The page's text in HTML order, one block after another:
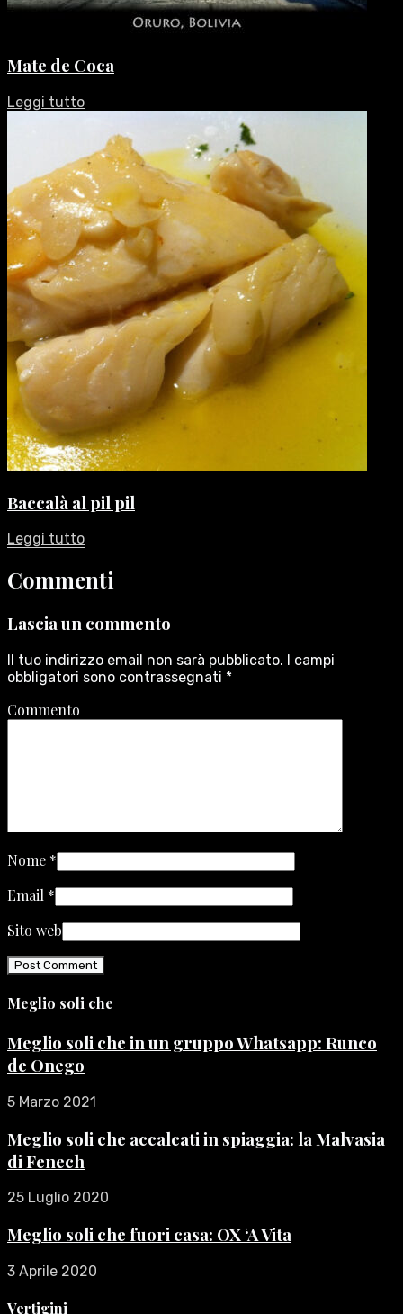
Mate de Coca
Leggi tutto
Baccalà al pil pil
Leggi tutto
Commenti
Lascia un commento
Il tuo indirizzo email non sarà pubblicato. I campi
obbligatori sono contrassegnati *
Commento
Nome *
Email *
Sito web
Meglio soli che
Meglio soli che in un gruppo Whatsapp: Runco
de Onego
5 Marzo 2021
Meglio soli che accalcati in spiaggia: la Malvasia
di Fenech
25 Luglio 2020
Meglio soli che fuori casa: OX ‘A Vita
3 Aprile 2020
Vertigini